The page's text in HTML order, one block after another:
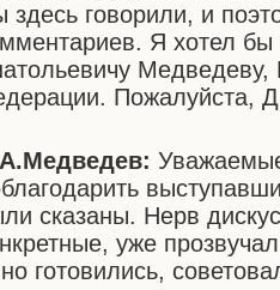
здесь говорили, и
Я хотел
Медведеву,
Пожалуйста,
сказаны. Нерв
уже
готовились,